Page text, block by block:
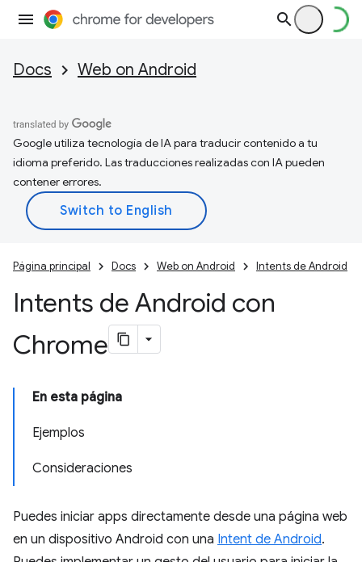
Docs Web on Android
Google utiliza tecnología de IA para traducir contenido a tu
idioma preferido. Las traducciones realizadas con IA pueden
contener errores.
Página principal Docs Web on Android Intents de Android
Intents de Android con
Chrome
En esta página
Ejemplos
Consideraciones
Puedes iniciar apps directamente desde una página web
en un dispositivo Android con una Intent de Android.